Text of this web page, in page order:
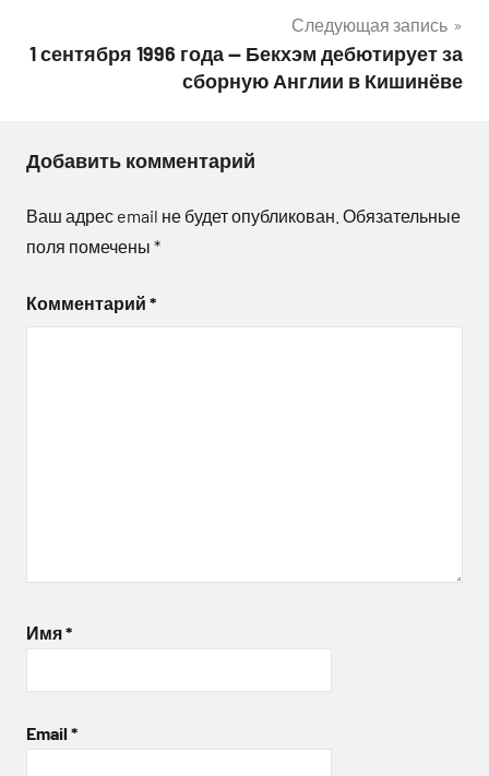
Следующая запись
1 сентября 1996 года — Бекхэм дебютирует за
сборную Англии в Кишинёве
Добавить комментарий
Ваш адрес email не будет опубликован. Обязательные
поля помечены *
Комментарий *
Имя*
Email *